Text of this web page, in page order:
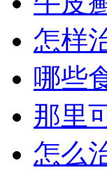
怎样
哪些
那里
怎么